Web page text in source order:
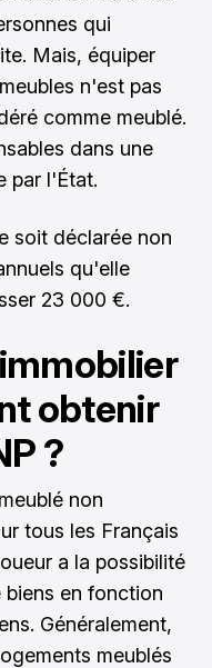
qui
Mais, équiper
n'est pas
comme meublé.
dans une
par l'État.
soit déclarée non
qu'elle
23 000 €.
obtenir
?
non
tous les Français
a la possibilité
en fonction
Généralement,
meublés